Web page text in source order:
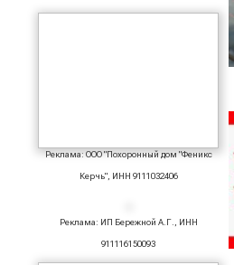
Реклама: ООО "Похоронный дом "Феникс
Керчь", ИНН 9111032406
Реклама: ИП Бережной А.Г., ИНН
911116150093